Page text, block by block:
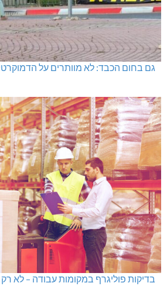
גם בחום הכבד: לא מוותרים על
בדיקות פוליגרף במקומות עבודה – לא